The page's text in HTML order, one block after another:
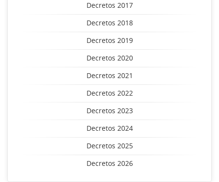
Decretos 2017
Decretos 2018
Decretos 2019
Decretos 2020
Decretos 2021
Decretos 2022
Decretos 2023
Decretos 2024
Decretos 2025
Decretos 2026